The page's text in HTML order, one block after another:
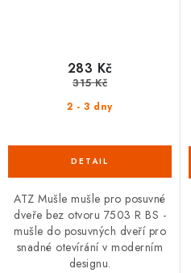
2 - 3 dny
283 Kč
315 Kč
ATZ Mušle mušle pro posuvné
dveře bez otvoru 7503 R BS -
mušle do posuvných dveří pro
snadné otevírání v moderním
designu.